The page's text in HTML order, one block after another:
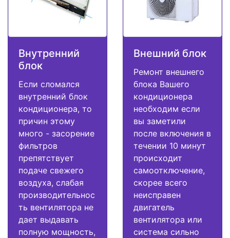
Внутренний
блок
Если сломался
внутренний блок
кондиционера, то
причин этому
много - засорение
фильтров
препятствует
подаче свежего
воздуха, слабая
производительнос
ть вентилятора не
дает выдавать
полную мощность,
Внешний блок
Ремонт внешнего
блока Вашего
кондиционера
необходим если
вы заметили
после включения в
течении 10 минут
происходит
самоотключение,
скорее всего
неисправен
двигатель
вентилятора или
система сильно